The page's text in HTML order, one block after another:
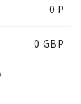
0 P
0 GBP